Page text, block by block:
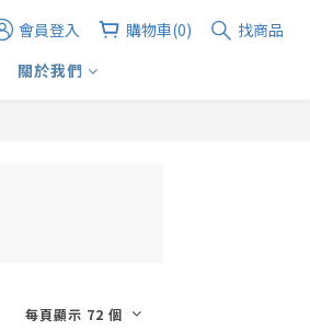
會員登入 購物車(0)
找商品
關於我們
每頁顯示 72 個